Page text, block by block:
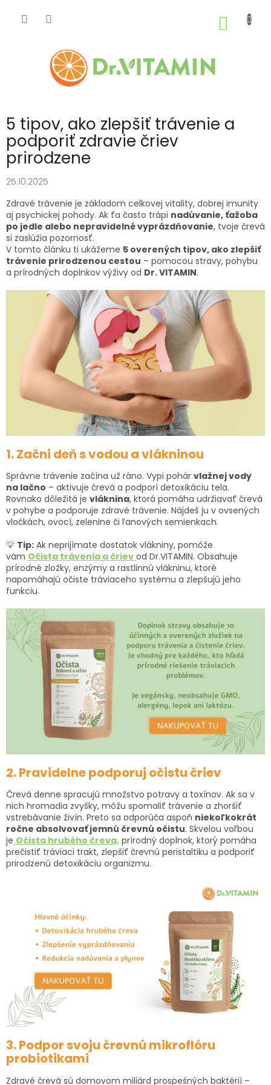
5 tipov, ako zlepšiť trávenie a
podporiť zdravie čriev
prirodzene
25.10.2025
Zdravé trávenie je základom celkovej vitality, dobrej imunity
aj psychickej pohody. Ak ťa často trápi nadúvanie, ťažoba
po jedle alebo nepravidelné vyprázdňovanie, tvoje črevá
si zaslúžia pozornosť.
V tomto článku ti ukážeme 5 overených tipov, ako zlepšiť
trávenie prirodzenou cestou – pomocou stravy, pohybu
a prírodných doplnkov výživy od Dr. VITAMIN.
1. Začni deň s vodou a vlákninou
Správne trávenie začína už ráno. Vypi pohár vlažnej vody
na lačno – aktivuje črevá a podporí detoxikáciu tela.
Rovnako dôležitá je vláknina, ktorá pomáha udržiavať črevá
v pohybe a podporuje zdravé trávenie. Nájdeš ju v ovsených
vločkách, ovocí, zelenine či ľanových semienkach.
💡 Tip: Ak neprijímate dostatok vlákniny, pomôže
vám Očista trávenia a čriev od Dr.VITAMIN. Obsahuje
prírodné zložky, enzýmy a rastlinnú vlákninu, ktoré
napomáhajú očiste tráviaceho systému a zlepšujú jeho
funkciu.
2. Pravidelne podporuj očistu čriev
Črevá denne spracujú množstvo potravy a toxínov. Ak sa v
nich hromadia zvyšky, môžu spomaliť trávenie a zhoršiť
vstrebávanie živín. Preto sa odporúča aspoň niekoľkokrát
ročne absolvovať jemnú črevnú očistu. Skvelou voľbou
je Očista hrubého čreva, prírodný doplnok, ktorý pomáha
prečistiť tráviaci trakt, zlepšiť črevnú peristaltiku a podporiť
prirodzenú detoxikáciu organizmu.
3. Podpor svoju črevnú mikroflóru
probiotikami
Zdravé črevá sú domovom miliárd prospešných baktérií –